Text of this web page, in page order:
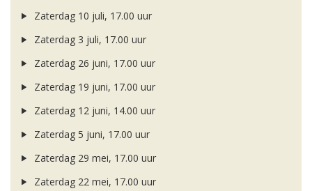
Zaterdag 10 juli, 17.00 uur
Zaterdag 3 juli, 17.00 uur
Zaterdag 26 juni, 17.00 uur
Zaterdag 19 juni, 17.00 uur
Zaterdag 12 juni, 14.00 uur
Zaterdag 5 juni, 17.00 uur
Zaterdag 29 mei, 17.00 uur
Zaterdag 22 mei, 17.00 uur